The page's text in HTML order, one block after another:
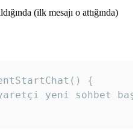
(ilk mesajı o attığında)
{
yeni sohbet